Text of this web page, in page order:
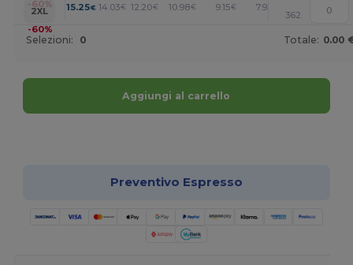
-60%
2XL
-60%
15.25€ 14.03€ 12.20€ 10.98€ 9.15€ 7.93 +
362
Selezioni: 0 Totale: 0.00
Aggiungi al carrello
Preventivo Espresso